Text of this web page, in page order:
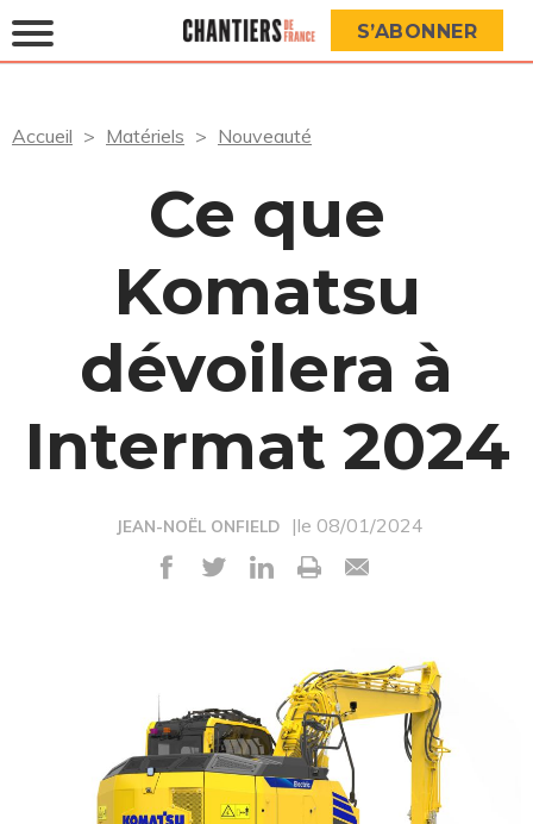
S’ABONNER
Accueil Matériels Nouveauté
Ce que
Komatsu
dévoilera à
Intermat 2024
JEAN-NOËL ONFIELD |le 08/01/2024